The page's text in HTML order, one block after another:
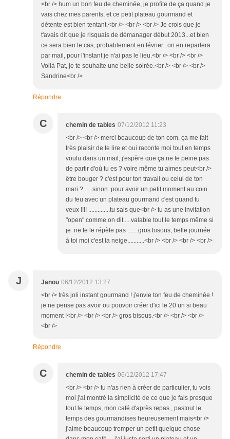
<br /> hum un bon feu de cheminée, je profite de ça quand je
vais chez mes parents, et ce petit plateau gourmand et
détente est bien tentant.<br /> <br /> <br /> Je crois que je
t'avais dit que je risquais de démanager début 2013...et bien
ce sera bien le cas, probablement en février...on en reparlera
par mail, pour l'instant je n'ai pas le lieu.<br /> <br /> <br />
Voilà Pat, je te souhaite une belle soirée.<br /> <br /> <br />
Sandrine<br />
Répondre
C chemin de tables 07/12/2012 11:23
<br /> <br /> merci beaucoup de ton com, ça me fait
très plaisir de te lire et oui raconte moi tout en temps
voulu dans un mail, j'espère que ça ne te peine pas
de partir d'où tu es ? voire même tu aimes peut<br />
être bouger ? c'est pour ton travail ou celui de ton
mari ?......sinon pour avoir un petit moment au coin
du feu avec un plateau gourmand c'est quand tu
veux !!!! ..............tu sais que<br /> tu as une invitation
"open" comme on dit.....valable tout le temps même si
je ne te le répète pas .......gros bisous, belle journée
à toi moi c'est la neige...........<br /> <br /> <br /> <br />
J Janou 06/12/2012 13:27
<br /> très joli instant gourmand ! j'envie ton feu de cheminée !
je ne pense pas avoir ou pouvoir créer d'ici le 20 un si beau
moment !<br /> <br /> <br /> gros bisous.<br /> <br /> <br />
<br />
Répondre
C chemin de tables 06/12/2012 17:47
<br /> <br /> tu n'as rien à créer de particulier, tu vois
moi j'ai montré la simplicité de ce que je fais presque
tout le temps, mon café d'après repas , pastout le
temps des gourmandises heureusement mais<br />
j'aime beaucoup tremper un petit quelque chose